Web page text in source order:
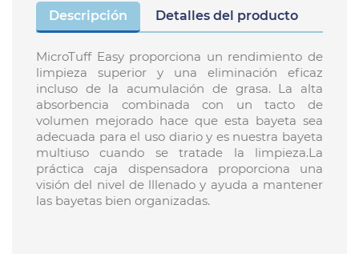
Descripción Detalles del producto
MicroTuff Easy proporciona un rendimiento de
limpieza superior y una eliminación eficaz
incluso de la acumulación de grasa. La alta
absorbencia combinada con un tacto de
volumen mejorado hace que esta bayeta sea
adecuada para el uso diario y es nuestra bayeta
multiuso cuando se tratade la limpieza.La
práctica caja dispensadora proporciona una
visión del nivel de lllenado y ayuda a mantener
las bayetas bien organizadas.